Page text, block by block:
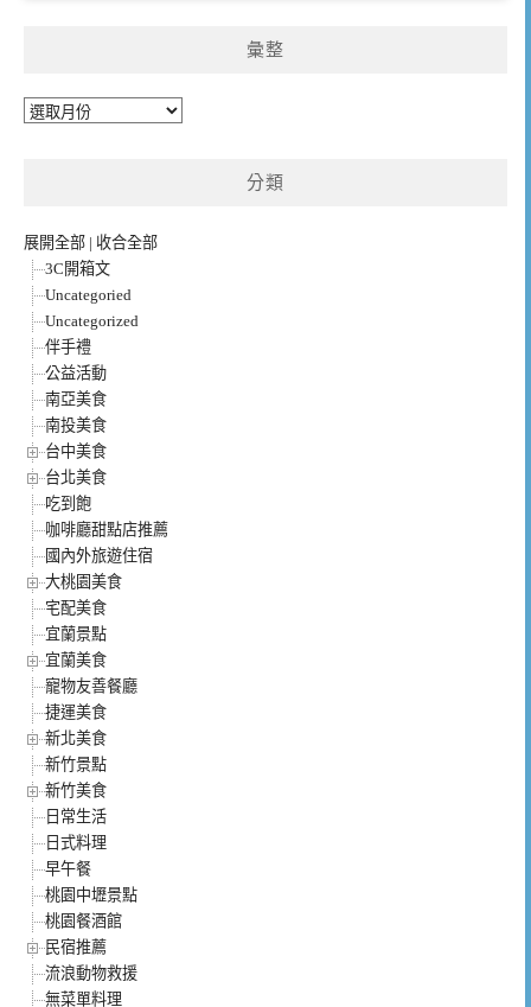
彙整
彙
分類
展開全部 | 收合全部
3C開箱文
Uncategoried
Uncategorized
伴手禮
公益活動
南亞美食
南投美食
台中美食
台北美食
吃到飽
咖啡廳甜點店推薦
國內外旅遊住宿
大桃園美食
宅配美食
宜蘭景點
宜蘭美食
寵物友善餐廳
捷運美食
新北美食
新竹景點
新竹美食
日常生活
日式料理
早午餐
桃園中壢景點
桃園餐酒館
民宿推薦
流浪動物救援
無菜單料理